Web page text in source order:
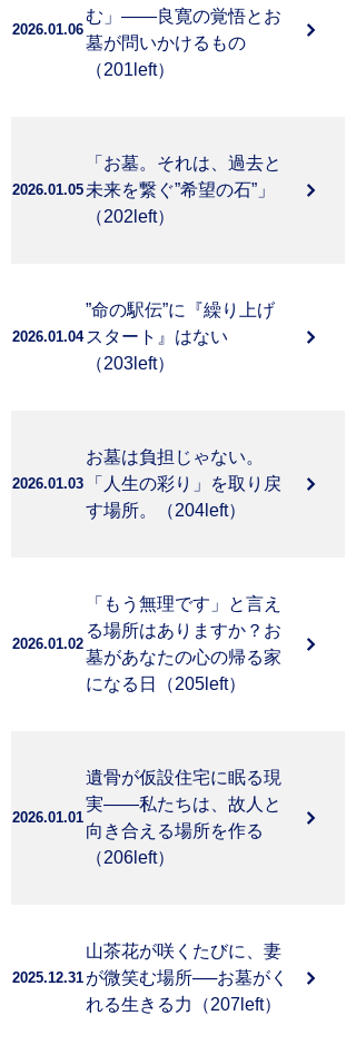
2026.01.06
む」——良寛の覚悟とお
墓が問いかけるもの
（201left）
2026.01.05
「お墓。それは、過去と
未来を繋ぐ”希望の石”」
（202left）
2026.01.04
”命の駅伝”に『繰り上げ
スタート』はない
（203left）
2026.01.03
お墓は負担じゃない。
「人生の彩り」を取り戻
す場所。（204left）
2026.01.02
「もう無理です」と言え
る場所はありますか？お
墓があなたの心の帰る家
になる日（205left）
2026.01.01
遺骨が仮設住宅に眠る現
実——私たちは、故人と
向き合える場所を作る
（206left）
2025.12.31
山茶花が咲くたびに、妻
が微笑む場所──お墓がく
れる生きる力（207left）